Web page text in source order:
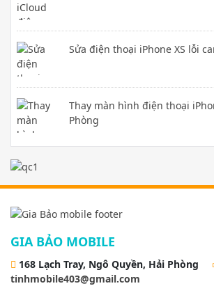
Sửa điện thoại iPhone XS lỗi
Thay màn hình điện thoại
Phòng
GIA BẢO MOBILE
168 Lạch Tray, Ngô Quyền, Hải Phòng
tinhmobile403@gmail.com